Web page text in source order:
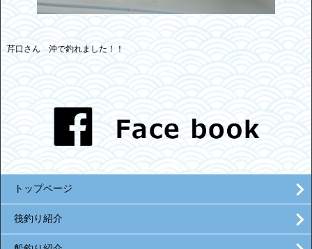
芹口さん 沖で釣れました！！
トップページ
筏釣り紹介